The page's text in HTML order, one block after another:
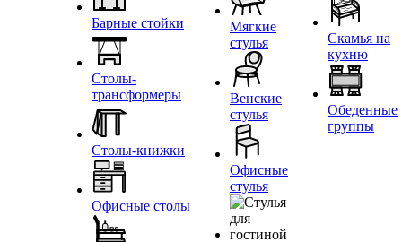
Барные стойки
Столы-
трансформеры
Столы-книжки
Офисные столы
Мягкие
стулья
Венские
стулья
Офисные
стулья
Скамья на
кухню
Обеденные
группы